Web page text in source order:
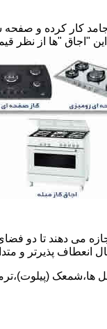
کار کرده و صفحه
"اجاق "ها از نظر
می دهند تا دو
انعطاف پذیرتر و
ها،شمعک